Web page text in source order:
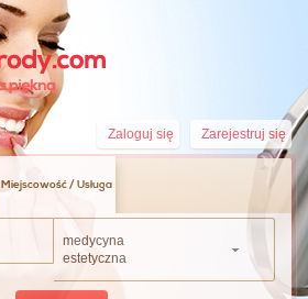
Zarejestruj się
Zaloguj się
Miejscowość / Usługa
medycyna
estetyczna